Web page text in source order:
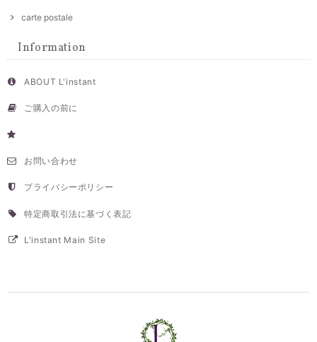
carte postale
Information
ABOUT L'instant
ご購入の前に
お問い合わせ
プライバシーポリシー
特定商取引法に基づく表記
L'instant Main Site